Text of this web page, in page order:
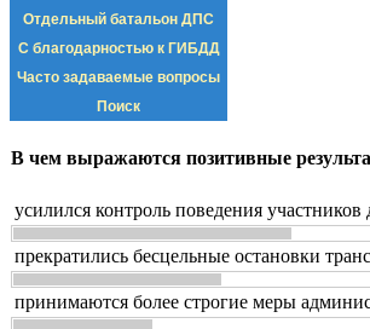
Отдельный батальон ДПС
С благодарностью к ГИБДД
Часто задаваемые вопросы
Поиск
В чем выражаются позитивные
усилился контроль поведения
прекратились бесцельные остановки
принимаются более строгие меры